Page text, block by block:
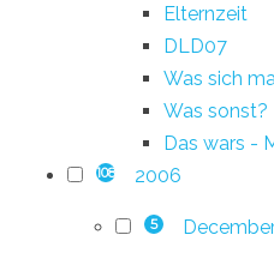
Elternzeit
DLD07
Was sich
Was sonst?
Das wars -
108 2006
5